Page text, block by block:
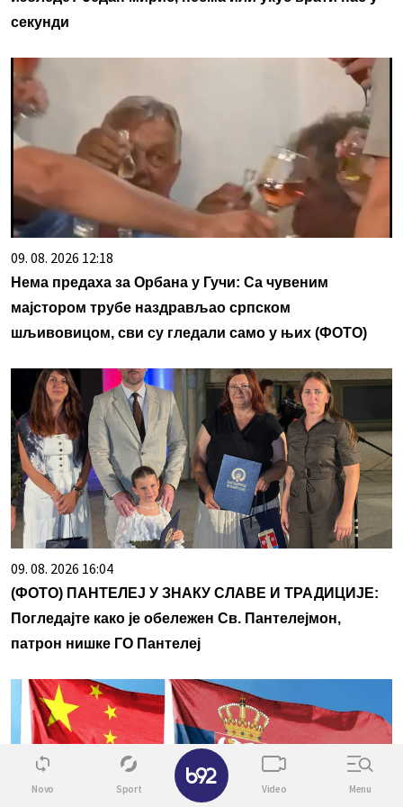
секунди
09. 08. 2026 12:18
Нема предаха за Орбана у Гучи: Са чувеним
мајстором трубе наздрављао српском
шљивовицом, сви су гледали само у њих (ФОТО)
09. 08. 2026 16:04
(ФОТО) ПАНТЕЛЕЈ У ЗНАКУ СЛАВЕ И ТРАДИЦИЈЕ:
Погледајте како је обележен Св. Пантелејмон,
патрон нишке ГО Пантелеј
Novo Sport Video Menu
✕